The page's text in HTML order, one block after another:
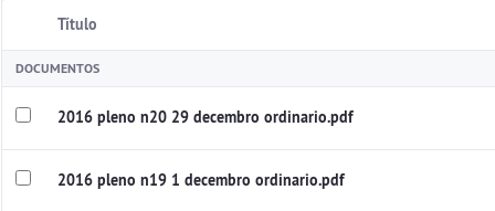
Título
DOCUMENTOS
2016 pleno n20 29 decembro ordinario.pdf
2016 pleno n19 1 decembro ordinario.pdf